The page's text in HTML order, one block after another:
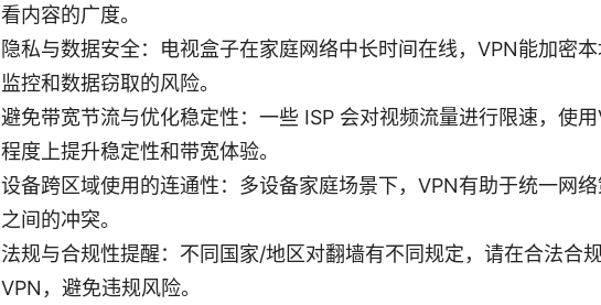
看内容的广度。
隐私与数据安全：电视盒子在家庭网络中长时间在线，VPN能加密
监控和数据窃取的风险。
避免带宽节流与优化稳定性：一些 ISP 会对视频流量进行限速，使
程度上提升稳定性和带宽体验。
设备跨区域使用的连通性：多设备家庭场景下，VPN有助于统一网
之间的冲突。
法规与合规性提醒：不同国家/地区对翻墙有不同规定，请在合法合
VPN，避免违规风险。